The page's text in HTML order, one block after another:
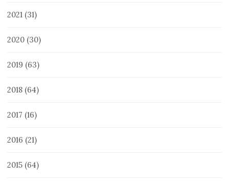
2021 (31)
2020 (30)
2019 (63)
2018 (64)
2017 (16)
2016 (21)
2015 (64)